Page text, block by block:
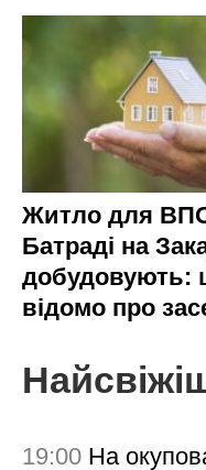
Житло для
Батраді на
добудовують:
відомо про
19:00 На